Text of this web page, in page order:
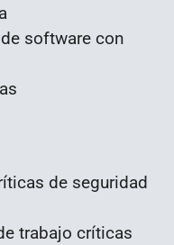
software con
de seguridad
trabajo críticas